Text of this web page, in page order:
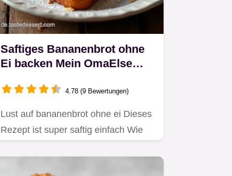
Saftiges Bananenbrot ohne
Ei backen Mein OmaElse
4.78 (9 Bewertungen)
Lust auf bananenbrot ohne ei Dieses
Rezept ist super saftig einfach Wie